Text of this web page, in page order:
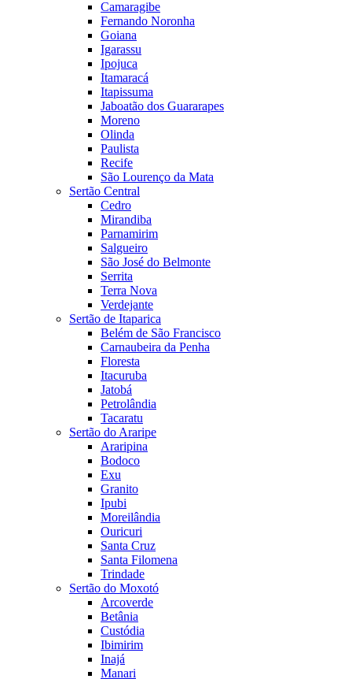
Camaragibe
Fernando Noronha
Goiana
Igarassu
Ipojuca
Itamaracá
Itapissuma
Jaboatão dos Guararapes
Moreno
Olinda
Paulista
Recife
São Lourenço da Mata
Sertão Central
Cedro
Mirandiba
Parnamirim
Salgueiro
São José do Belmonte
Serrita
Terra Nova
Verdejante
Sertão de Itaparica
Belém de São Francisco
Carnaubeira da Penha
Floresta
Itacuruba
Jatobá
Petrolândia
Tacaratu
Sertão do Araripe
Araripina
Bodoco
Exu
Granito
Ipubi
Moreilândia
Ouricuri
Santa Cruz
Santa Filomena
Trindade
Sertão do Moxotó
Arcoverde
Betânia
Custódia
Ibimirim
Inajá
Manari